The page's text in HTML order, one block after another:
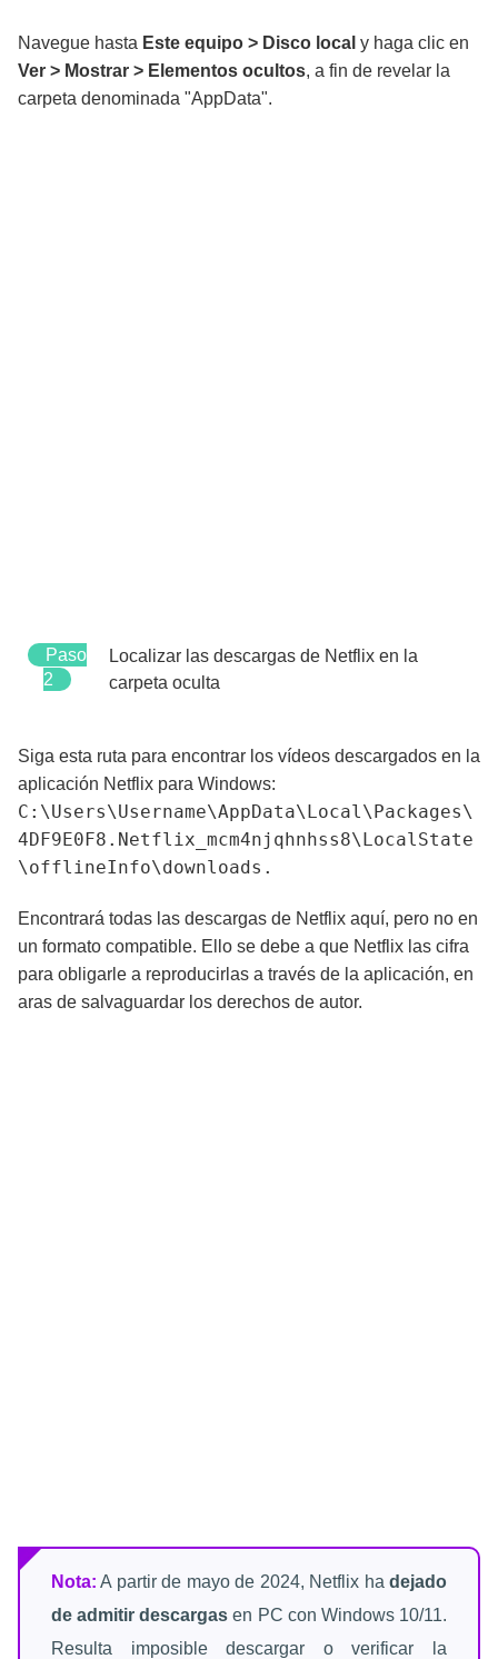
Navegue hasta Este equipo > Disco local y haga clic en
Ver > Mostrar > Elementos ocultos, a fin de revelar la
carpeta denominada "AppData".
Paso
2
Localizar las descargas de Netflix en la
carpeta oculta
Siga esta ruta para encontrar los vídeos descargados en la
aplicación Netflix para Windows:
C:\Users\Username\AppData\Local\Packages\
4DF9E0F8.Netflix_mcm4njqhnhss8\LocalState
\offlineInfo\downloads.
Encontrará todas las descargas de Netflix aquí, pero no en
un formato compatible. Ello se debe a que Netflix las cifra
para obligarle a reproducirlas a través de la aplicación, en
aras de salvaguardar los derechos de autor.
Nota: A partir de mayo de 2024, Netflix ha dejado
de admitir descargas en PC con Windows 10/11.
Resulta imposible descargar o verificar la